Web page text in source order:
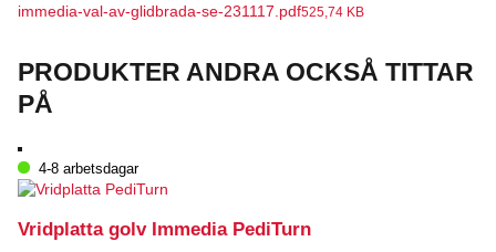
immedia-val-av-glidbrada-se-231117.pdf525,74 KB
PRODUKTER ANDRA OCKSÅ TITTAR
PÅ
4-8 arbetsdagar
Vridplatta golv Immedia PediTurn